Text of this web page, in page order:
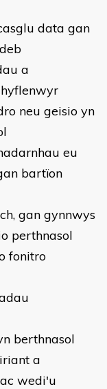
data gan
a
neu geisio yn
eu
bartïon
gan gynnwys
perthnasol
fonitro
berthnasol
a
wedi'u